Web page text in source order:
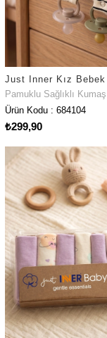
Pamuklu Sağlıklı Kumaş
Ürün Kodu : 684104
₺299,90